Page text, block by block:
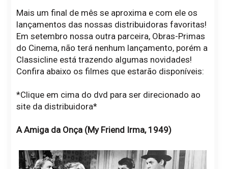
Mais um final de mês se aproxima e com ele os
lançamentos das nossas distribuidoras favoritas!
Em setembro nossa outra parceira, Obras-Primas
do Cinema, não terá nenhum lançamento, porém a
Classicline está trazendo algumas novidades!
Confira abaixo os filmes que estarão disponíveis:
*Clique em cima do dvd para ser direcionado ao
site da distribuidora*
A Amiga da Onça (My Friend Irma, 1949)